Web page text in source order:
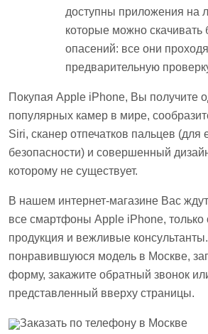
доступны приложения на
которые можно скачивать
опасений: все они
предварительную
Покупая Apple iPhone, Вы получите
популярных камер в мире,
Siri, сканер отпечатков пальцев
безопасности) и совершенный
которому не существует.
В нашем интернет-магазине Вас
все смартфоны Apple iPhone, только
продукция и вежливые
понравившуюся модель в Москве,
форму, закажите обратный звонок
представленный вверху страницы.
Заказать по телефону в Москве